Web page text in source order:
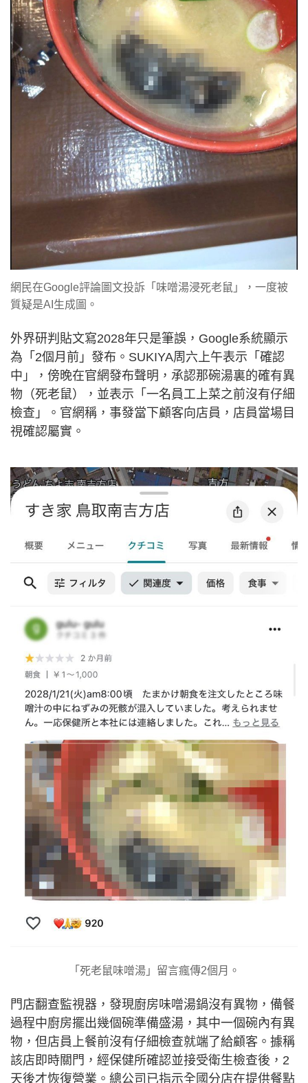
網民在Google評論圖文投訴「味噌湯浸死老鼠」，一度被
質疑是AI生成圖。
外界研判貼文寫2028年只是筆誤，Google系統顯示
為「2個月前」發布。SUKIYA周六上午表示「確認
中」，傍晚在官網發布聲明，承認那碗湯裏的確有異
物（死老鼠），並表示「一名員工上菜之前沒有仔細
檢查」。官網稱，事發當下顧客向店員，店員當場目
視確認屬實。
「死老鼠味噌湯」留言瘋傳2個月。
門店翻查監視器，發現廚房味噌湯鍋沒有異物，備餐
過程中廚房擺出幾個碗準備盛湯，其中一個碗內有異
物，但店員上餐前沒有仔細檢查就端了給顧客。據稱
該店即時關門，經保健所確認並接受衛生檢查後，2
天後才恢復營業。總公司已指示全國分店在提供餐點